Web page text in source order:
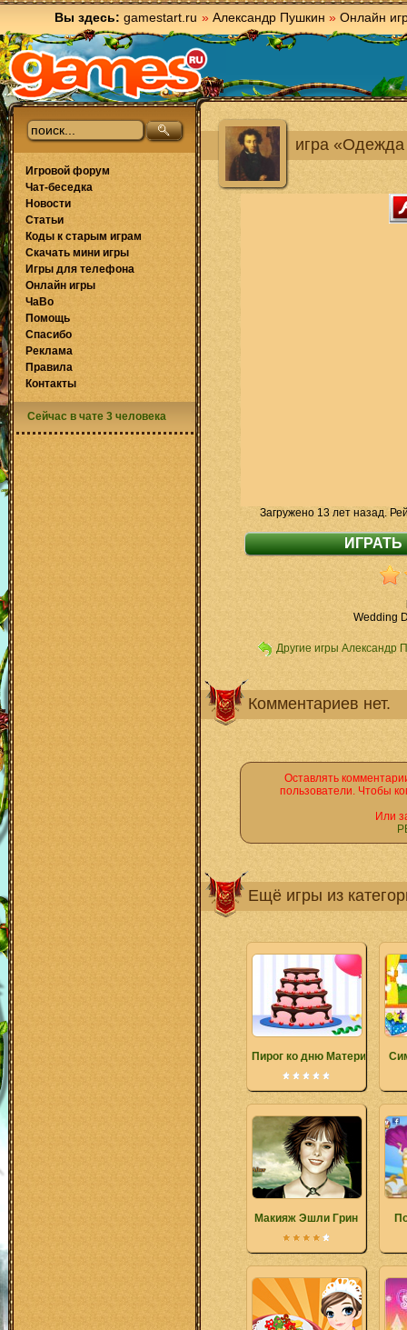
Вы здесь: gamestart.ru » Александр Пушкин » Онлайн
игра
Загружено 13 лет назад.
Wedding
Другие игры Александр
Комментариев нет.
Оставлять
пользователи. Чтобы
Или
Ещё игры из
Пирог ко дню Матери
Макияж Эшли Грин
Игровой форум
Чат-беседка
Новости
Статьи
Коды к старым играм
Скачать мини игры
Игры для телефона
Онлайн игры
ЧаВо
Помощь
Спасибо
Реклама
Правила
Контакты
Сейчас в чате 3 человека